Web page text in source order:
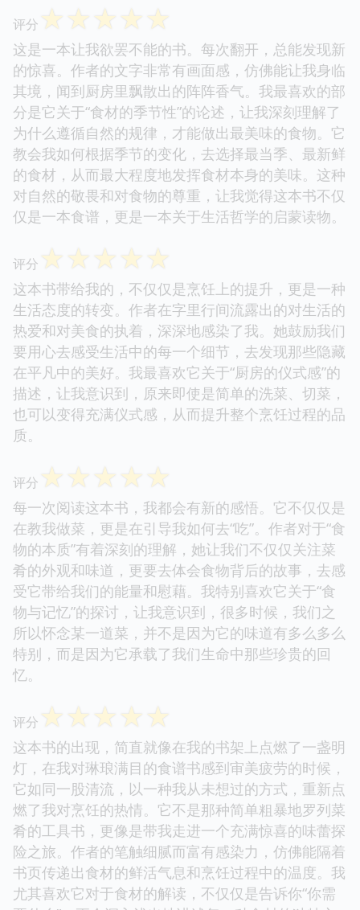
评分 ☆☆☆☆☆
这是一本让我欲罢不能的书。每次翻开，总能发现新
的惊喜。作者的文字非常有画面感，仿佛能让我身临
其境，闻到厨房里飘散出的阵阵香气。我最喜欢的部
分是它关于“食材的季节性”的论述，让我深刻理解了
为什么遵循自然的规律，才能做出最美味的食物。它
教会我如何根据季节的变化，去选择最当季、最新鲜
的食材，从而最大程度地发挥食材本身的美味。这种
对自然的敬畏和对食物的尊重，让我觉得这本书不仅
仅是一本食谱，更是一本关于生活哲学的启蒙读物。
评分 ☆☆☆☆☆
这本书带给我的，不仅仅是烹饪上的提升，更是一种
生活态度的转变。作者在字里行间流露出的对生活的
热爱和对美食的执着，深深地感染了我。她鼓励我们
要用心去感受生活中的每一个细节，去发现那些隐藏
在平凡中的美好。我最喜欢它关于“厨房的仪式感”的
描述，让我意识到，原来即使是简单的洗菜、切菜，
也可以变得充满仪式感，从而提升整个烹饪过程的品
质。
评分 ☆☆☆☆☆
每一次阅读这本书，我都会有新的感悟。它不仅仅是
在教我做菜，更是在引导我如何去“吃”。作者对于“食
物的本质”有着深刻的理解，她让我们不仅仅关注菜
肴的外观和味道，更要去体会食物背后的故事，去感
受它带给我们的能量和慰藉。我特别喜欢它关于“食
物与记忆”的探讨，让我意识到，很多时候，我们之
所以怀念某一道菜，并不是因为它的味道有多么多么
特别，而是因为它承载了我们生命中那些珍贵的回
忆。
评分 ☆☆☆☆☆
这本书的出现，简直就像在我的书架上点燃了一盏明
灯，在我对琳琅满目的食谱书感到审美疲劳的时候，
它如同一股清流，以一种我从未想过的方式，重新点
燃了我对烹饪的热情。它不是那种简单粗暴地罗列菜
肴的工具书，更像是带我走进一个充满惊喜的味蕾探
险之旅。作者的笔触细腻而富有感染力，仿佛能隔着
书页传递出食材的鲜活气息和烹饪过程中的温度。我
尤其喜欢它对于食材的解读，不仅仅是告诉你“你需